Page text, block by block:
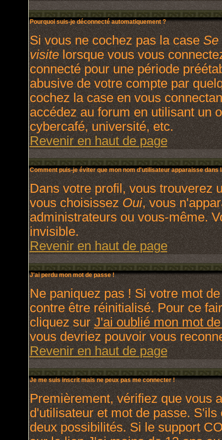
Pourquoi suis-je déconnecté automatiquement ?
Si vous ne cochez pas la caseSe
visitelorsque vous vous
connecté pour une période
abusive de votre compte par
cochez la case en vous
accédez au forum en utilisant un
cybercafé, université, etc.
Revenir en haut de page
Comment puis-je éviter que mon nom d'utilisateur apparaisse dans
Dans votre profil, vous trouverez
vous choisissezOui, vous
administrateurs ou vous-même.
invisible.
Revenir en haut de page
J'ai perdu mon mot de passe !
Ne paniquez pas ! Si votre mot
contre être réinitialisé. Pour ce
cliquez surJ'ai oublié mon mot
vous devriez pouvoir vous
Revenir en haut de page
Je me suis inscrit mais ne peux pas me connecter !
Premièrement, vérifiez que vous
d'utilisateur et mot de passe.
deux possibilités. Si le support